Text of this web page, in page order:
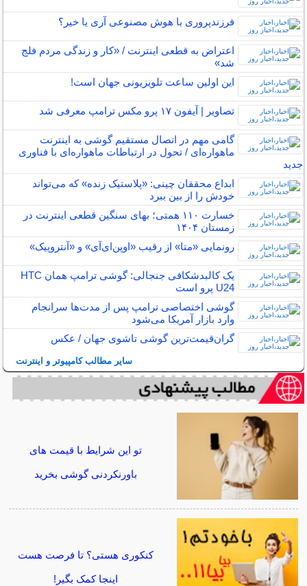
فرزندپروری با هوش مصنوعی آری یا خیر؟
اعتراض به قطعی اینترنت / «کار و زندگی مردم فلج
شد»
این اولین ساعت تلویزیونی جهان است!
تصاویر | آیفون ۱۷ پرو مکس ترامپ معرفی شد
گامی مهم در اتصال مستقیم گوشی‌ به اینترنت
ماهواره‌ای / تحول در ارتباطات ماهواره‌ای با فناوری
جدید
ابداع محققان چینی: «پلاستیک زنده» که می‌تواند
خودش را از بین ببرد
خسارت ۱۱۰ همتی؛ بهای سنگین قطعی اینترنت در
زمستان ۱۴۰۴
رونمایی «متا» از رقیب «اوپن‌ای‌آی» و «آنتروپیک»
یک کالبدشکافی جنجالی: گوشی ترامپ همان HTC
U24 پرو است
گوشی اختصاصی ترامپ پس از مدت‌ها سرانجام
وارد بازار آمریکا می‌شود
گران‌قیمت‌ترین گوشی تاشوی جهان / عکس
سایر مطالب کامپیوتر و اینترنت
تو این شرایط با قیمت های
باورنکردنی گوشی بخرید
کنکوری هستی؟ تا فرصت هست
اینجا کمک بگیر!